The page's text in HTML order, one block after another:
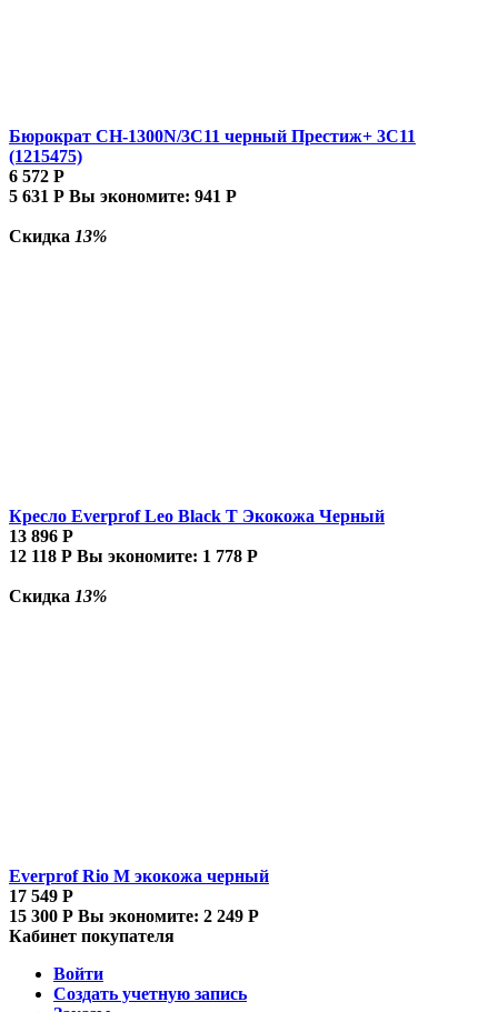
Бюрократ CH-1300N/3C11 черный Престиж+ 3C11
(1215475)
6 572 Р
5 631 Р Вы экономите: 941 Р
Скидка 13%
Кресло Everprof Leo Black T Экокожа Черный
13 896 Р
12 118 Р Вы экономите: 1 778 Р
Скидка 13%
Everprof Rio M экокожа черный
17 549 Р
15 300 Р Вы экономите: 2 249 Р
Кабинет покупателя
Войти
Создать учетную запись